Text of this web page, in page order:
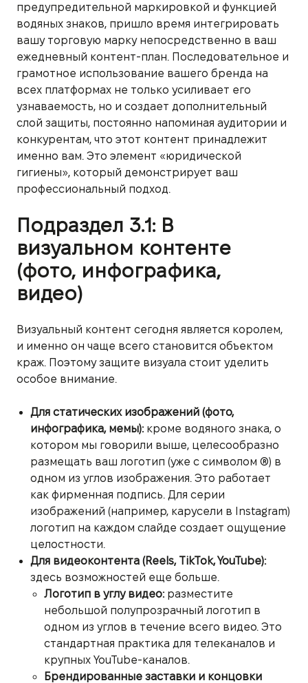
предупредительной маркировкой и функцией
водяных знаков, пришло время интегрировать
вашу торговую марку непосредственно в ваш
ежедневный контент-план. Последовательное и
грамотное использование вашего бренда на
всех платформах не только усиливает его
узнаваемость, но и создает дополнительный
слой защиты, постоянно напоминая аудитории и
конкурентам, что этот контент принадлежит
именно вам. Это элемент «юридической
гигиены», который демонстрирует ваш
профессиональный подход.
Подраздел 3.1: В
визуальном контенте
(фото, инфографика,
видео)
Визуальный контент сегодня является королем,
и именно он чаще всего становится объектом
краж. Поэтому защите визуала стоит уделить
особое внимание.
Для статических изображений (фото,
инфографика, мемы):кроме водяного знака, о
котором мы говорили выше, целесообразно
размещать ваш логотип (уже с символом ®) в
одном из углов изображения. Это работает
как фирменная подпись. Для серии
изображений (например, карусели в Instagram)
логотип на каждом слайде создает ощущение
целостности.
Для видеоконтента (Reels, TikTok, YouTube):
здесь возможностей еще больше.
Логотип в углу видео:разместите
небольшой полупрозрачный логотип в
одном из углов в течение всего видео. Это
стандартная практика для телеканалов и
крупных YouTube-каналов.
Брендированные заставки и концовки